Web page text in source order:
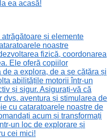
ea acasă!
și elemente
noastre
fizică, coordonarea
Ele oferă copiilor
de a explora, de a se cățăra și
abilitățile motorii într-un
și sigur. Asigurați-vă că
dvs. aventura și stimularea de
cu cataratoarele noastre de
acum și transformați
un loc de explorare și
cei mici!